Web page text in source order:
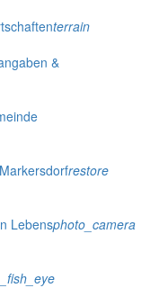
terrain
&
restore
Lebensphoto_camera